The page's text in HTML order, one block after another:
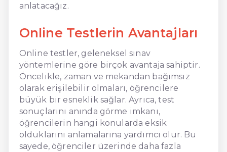
anlatacağız.
Online Testlerin Avantajları
Online testler, geleneksel sınav
yöntemlerine göre birçok avantaja sahiptir.
Öncelikle, zaman ve mekandan bağımsız
olarak erişilebilir olmaları, öğrencilere
büyük bir esneklik sağlar. Ayrıca, test
sonuçlarını anında görme imkanı,
öğrencilerin hangi konularda eksik
olduklarını anlamalarına yardımcı olur. Bu
sayede, öğrenciler üzerinde daha fazla